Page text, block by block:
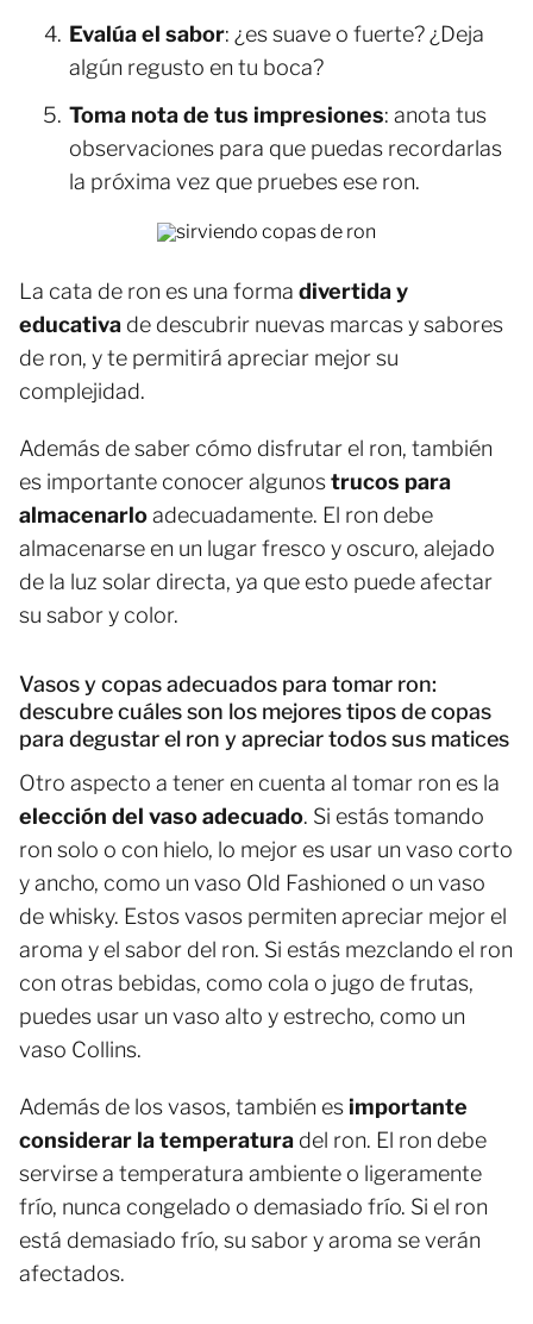
Evalúa el sabor: ¿es suave o fuerte? ¿Deja
algún regusto en tu boca?
Toma nota de tus impresiones: anota tus
observaciones para que puedas recordarlas
la próxima vez que pruebes ese ron.
La cata de ron es una forma divertida y
educativa de descubrir nuevas marcas y sabores
de ron, y te permitirá apreciar mejor su
complejidad.
Además de saber cómo disfrutar el ron, también
es importante conocer algunostrucos para
almacenarloadecuadamente. El ron debe
almacenarse en un lugar fresco y oscuro, alejado
de la luz solar directa, ya que esto puede afectar
su sabor y color.
Vasos y copas adecuados para tomar ron:
descubre cuáles son los mejores tipos de copas
para degustar el ron y apreciar todos sus matices
Otro aspecto a tener en cuenta al tomar ron es la
elección del vaso adecuado. Si estás tomando
ron solo o con hielo, lo mejor es usar un vaso corto
y ancho, como un vaso Old Fashioned o un vaso
de whisky. Estos vasos permiten apreciar mejor el
aroma y el sabor del ron. Si estás mezclando el ron
con otras bebidas, como cola o jugo de frutas,
puedes usar un vaso alto y estrecho, como un
vaso Collins.
Además de los vasos, también es importante
considerar la temperatura del ron. El ron debe
servirse a temperatura ambiente o ligeramente
frío, nunca congelado o demasiado frío. Si el ron
está demasiado frío, su sabor y aroma se verán
afectados.